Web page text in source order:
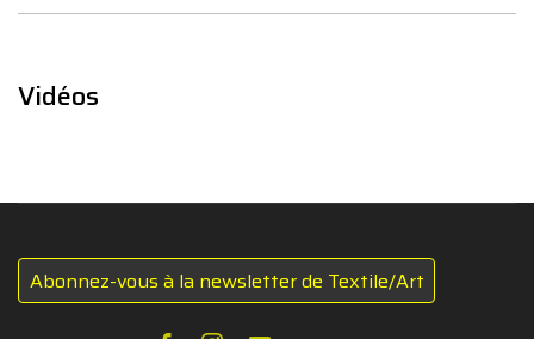
Vidéos
Abonnez-vous à la newsletter de Textile/Art